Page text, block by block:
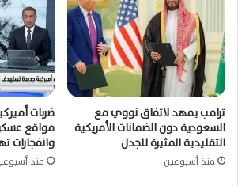
ترامب يمهد لاتفاق نووي مع
السعودية دون الضمانات الأمريكية
التقليدية المثيرة للجدل
منذ أسبوعين
ضربات
مواقع
وانفجارات
منذ